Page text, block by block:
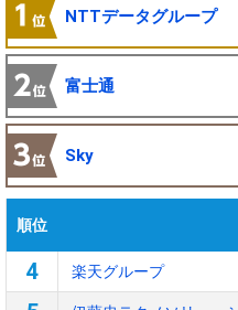
NTTデータグループ
富士通
Sky
順位
4 楽天グループ